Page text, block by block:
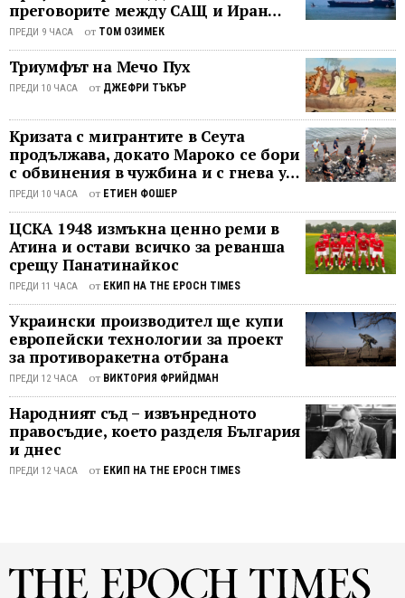
като
че
е
до
за
от
своя
страна
вече
в
океана
Документът призовава и за
спрямо избухването на епидемията
от COVID-19, включително на
„тяхната хронология на
последвалата пандемия“. „В най-
ранния подходящ момент и след
консултация с държавите членки ...
(СЗО) и справянето ѝ с пандемията,
„честно“ намерението му да спре
финансирането ѝ. Координаторката
на работната група заяви, че „след
като всичко приключи“, трябва да се
разследва как новият коронавирус е
успял да се разпространи по целия
свят. „Първата държава, засегната
от пандемия, винаги носи по-голяма
обмен на информация, защото
решенията на ...
преговорите между САЩ и Иран
останаха в безизходица
ПРЕДИ 9 ЧАСА от ТОМ ОЗИМЕК
Триумфът на Мечо Пух
ПРЕДИ 10 ЧАСА от ДЖЕФРИ ТЪКЪР
Кризата с мигрантите в Сеута
продължава, докато Мароко се бори
с обвинения в чужбина и с гнева у
дома
ПРЕДИ 10 ЧАСА от ЕТИЕН ФОШЕР
ЦСКА 1948 измъкна ценно реми в
Атина и остави всичко за реванша
срещу Панатинайкос
ПРЕДИ 11 ЧАСА от ЕКИП НА THE EPOCH TIMES
Украински производител ще купи
европейски технологии за проект
за противоракетна отбрана
ПРЕДИ 12 ЧАСА от ВИКТОРИЯ ФРИЙДМАН
Народният съд – извънредното
правосъдие, което разделя България
и днес
ПРЕДИ 12 ЧАСА от ЕКИП НА THE EPOCH TIMES